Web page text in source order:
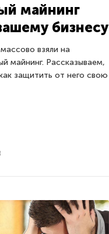
майнинг
бизнесу
взяли на
майнинг. Рассказываем,
защитить от него свою